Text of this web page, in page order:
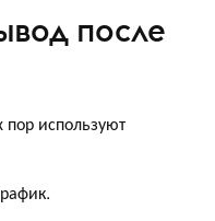
после
пор используют